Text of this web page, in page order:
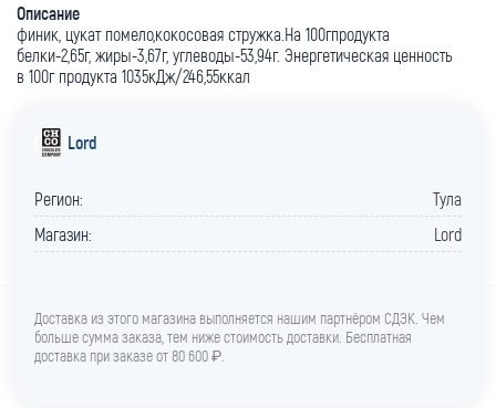
Описание
финик, цукат помело,кокосовая стружка.На 100гпродукта
белки-2,65г, жиры-3,67г, углеводы-53,94г. Энергетическая ценность
в 100г продукта 1035кДж/246,55ккал
Lord
Регион:
Тула
Магазин:
Lord
Доставка из этого магазина выполняется нашим партнёром СДЭК. Чем
больше сумма заказа, тем ниже стоимость доставки. Бесплатная
доставка при заказе от 80 600 ₽.